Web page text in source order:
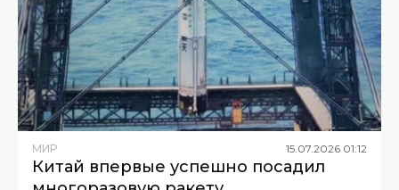
МИР 15.07.2026 01:12
Китай впервые успешно посадил